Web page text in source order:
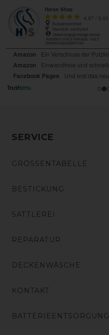
SERVICE
GRÖSSENTABELLE
BESTICKUNG
SATTLEREI
REPARATUR
DECKENWÄSCHE
KONTAKT
BATTERIEENTSORGUNG